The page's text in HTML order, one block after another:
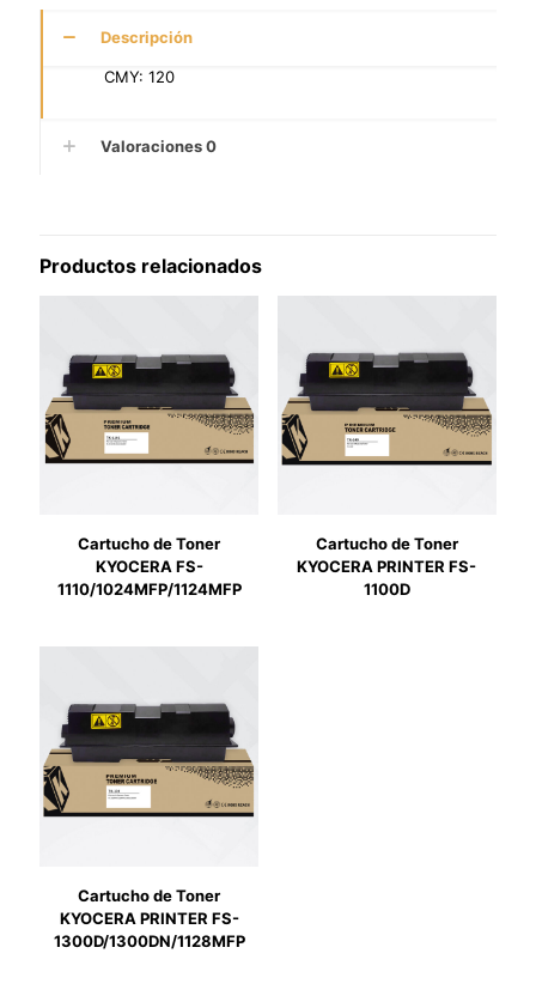
Descripción
CMY: 120
Valoraciones0
Productos relacionados
Cartucho de Toner
KYOCERA FS-
1110/1024MFP/1124MFP
Cartucho de Toner
KYOCERA PRINTER FS-
1100D
Cartucho de Toner
KYOCERA PRINTER FS-
1300D/1300DN/1128MFP